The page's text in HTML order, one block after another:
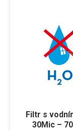
Filtr s
30Mic –